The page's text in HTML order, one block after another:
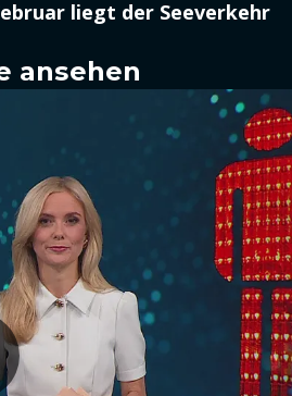
liegt der Seeverkehr
ansehen